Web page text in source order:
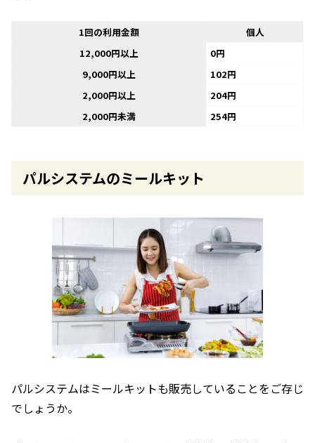
1回の利用金額
個人
12,000円以上
0円
9,000円以上
102円
2,000円以上
204円
2,000円未満
254円
パルシステムのミールキット
パルシステムはミールキットも販売していることをご存じ
でしょうか。